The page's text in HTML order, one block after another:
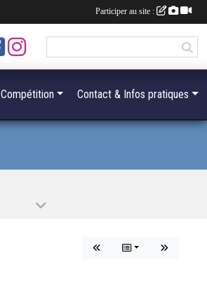
Compétition Contact & Infos pratiques
Participer au site :